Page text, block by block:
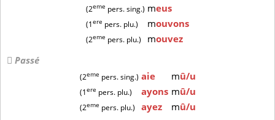
(2eme pers. sing.) meus
(1ere pers. plu.) mouvons
(2eme pers. plu.) mouvez
Passé
(2eme pers. sing.) aie mû/u
(1ere pers. plu.) ayons mû/u
(2eme pers. plu.) ayez mû/u